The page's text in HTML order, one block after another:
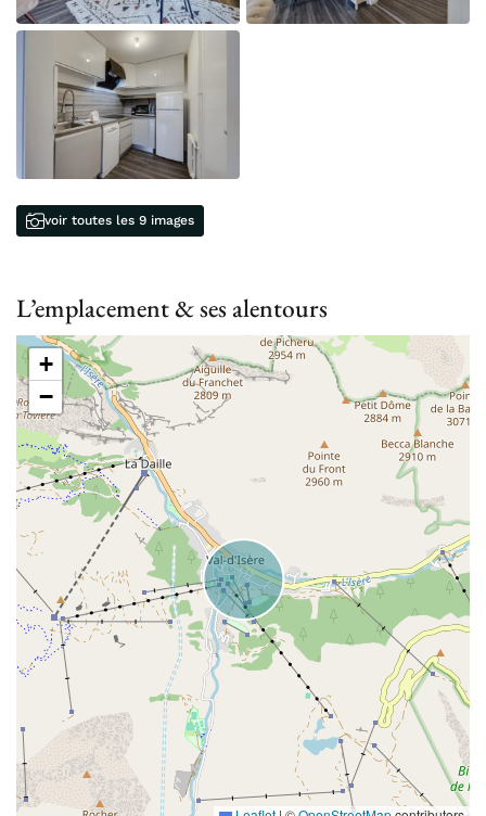
voir toutes les 9 images
L’emplacement & ses alentours
+
−